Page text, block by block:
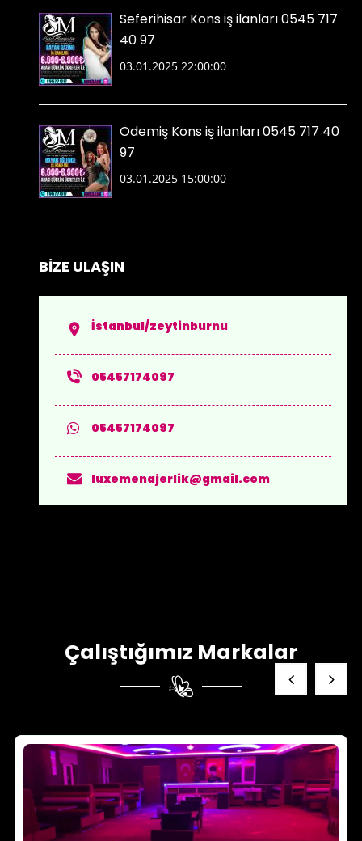
Seferihisar Kons iş ilanları 0545 717
40 97
03.01.2025 22:00:00
Ödemiş Kons iş ilanları 0545 717 40
97
03.01.2025 15:00:00
BİZE ULAŞIN
İstanbul/zeytinburnu
05457174097
05457174097
luxemenajerlik@gmail.com
Çalıştığımız Markalar